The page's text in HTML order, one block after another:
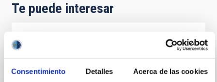
Consentimiento Detalles Acerca de las cookies
Te puede interesar
Paralajes. La Astrofísica en La Palma
El Instituto de Astrofísica de Canarias (IAC) rinde